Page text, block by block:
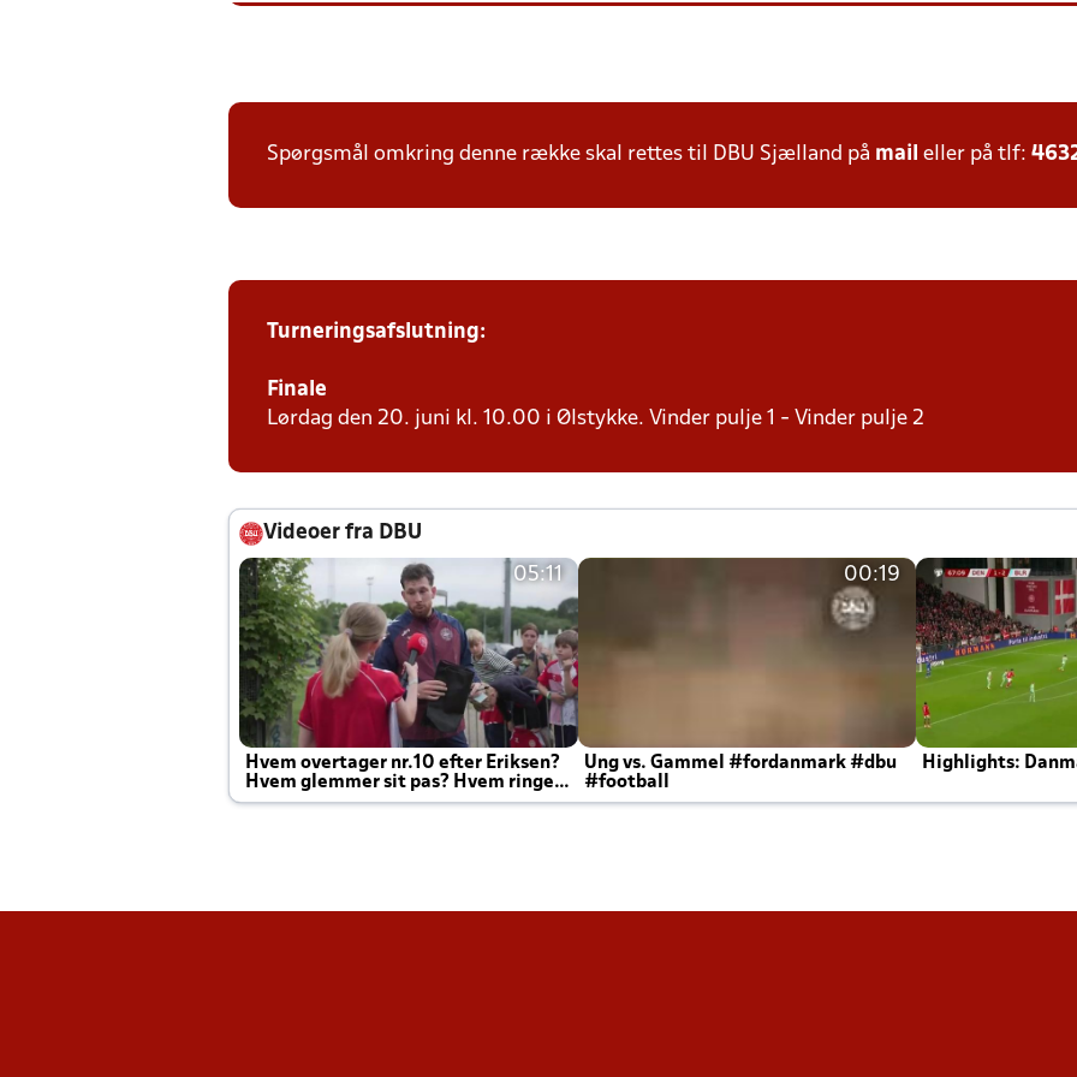
Spørgsmål omkring denne række skal rettes til DBU Sjælland på mail eller på tlf:
Turneringsafslutning:
Finale
Lørdag den 20. juni kl. 10.00 i Ølstykke. Vinder pulje 1 - Vinder pulje 2
Videoer fra DBU
05:11
Hvem overtager nr.10 efter Eriksen?
Hvem glemmer sit pas? Hvem ringer
Joachim altid til efter kampe?
00:19
Ung vs. Gammel #fordanmark #dbu
#football
Highlights: